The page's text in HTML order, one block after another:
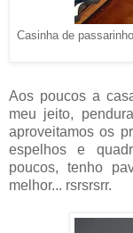
Casinha de
Aos poucos a
meu jeito,
aproveitamos os
espelhos e
poucos, tenho
melhor... rsrsrsrr.